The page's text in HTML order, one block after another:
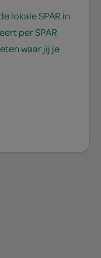
lokale SPAR in
per SPAR
waar jij je